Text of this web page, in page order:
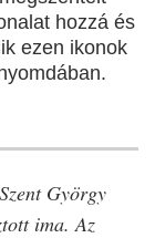
hozzá és
ezen ikonok
György
ima. Az